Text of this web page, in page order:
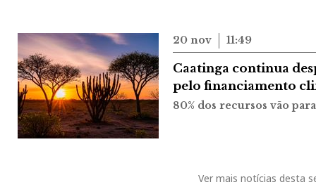
20 nov 11:49
Caatinga continua
pelo financiamento
80% dos recursos vão
Ver mais notícias desta